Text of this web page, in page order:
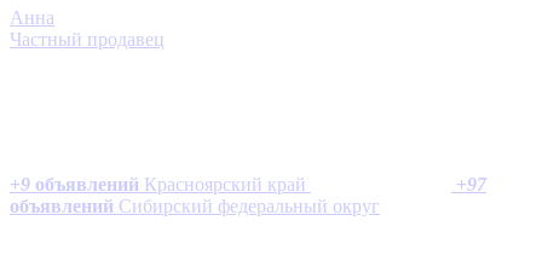
Анна
Частный продавец
+9 объявлений Красноярский край +97
объявлений Сибирский федеральный округ